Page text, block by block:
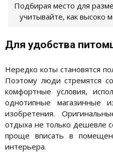
Подбирая место для
учитывайте, как высоко
Для удобства
Нередко коты становятся
Поэтому люди стремятся
комфортные условия,
однотипные магазинные
изобретения.
отдыха не только дешевле
проще вписать в
интерьера.